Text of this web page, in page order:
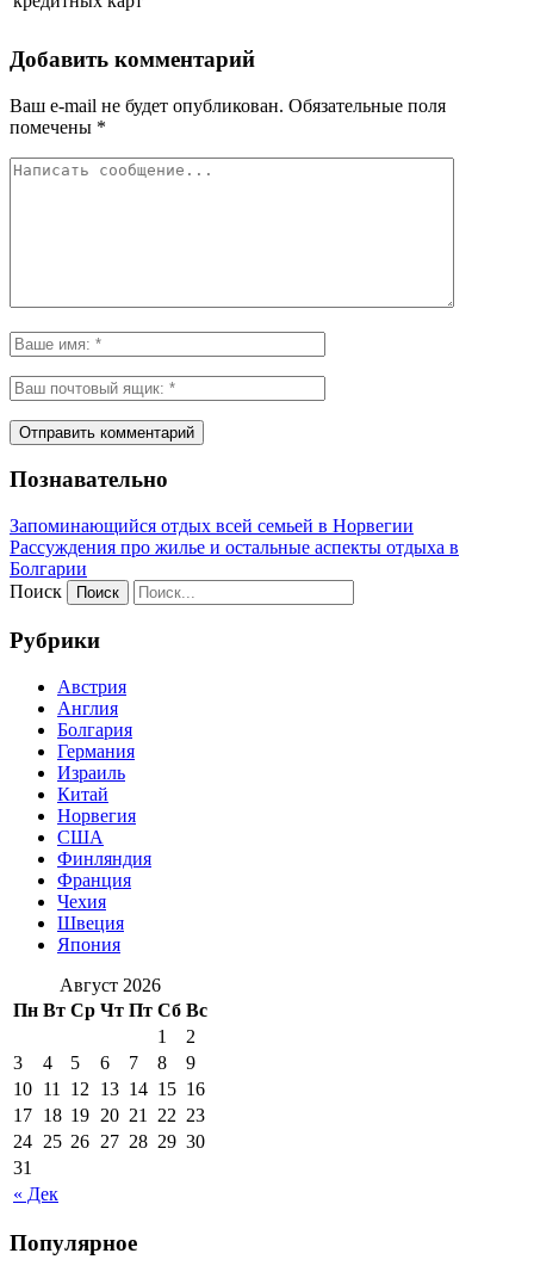
Добавить комментарий
Ваш e-mail не будет опубликован. Обязательные поля
помечены *
Познавательно
Запоминающийся отдых всей семьей в Норвегии
Рассуждения про жилье и остальные аспекты отдыха в
Болгарии
Поиск
Рубрики
Австрия
Англия
Болгария
Германия
Израиль
Китай
Норвегия
США
Финляндия
Франция
Чехия
Швеция
Япония
Август 2026
Пн Вт Ср Чт Пт Сб Вс
« Дек
1
2
3
4 5 6 7 8
9
10 11 12 13 14 15 16
17 18 19 20 21 22 23
24 25 26 27 28 29 30
31
Популярное